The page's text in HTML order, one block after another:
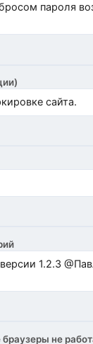
пароля
сайта.
github.com/modx-pro/
не